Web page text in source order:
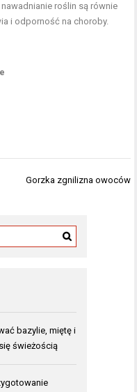
roślin są równie
i odporność na choroby.
Gorzka zgnilizna owoców
bazylie, miętę i
świeżością